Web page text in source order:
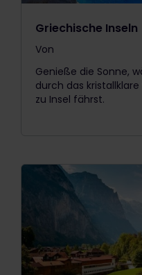
Griechische Inseln
Von
Genieße die Sonne,
durch das
zu Insel fährst.